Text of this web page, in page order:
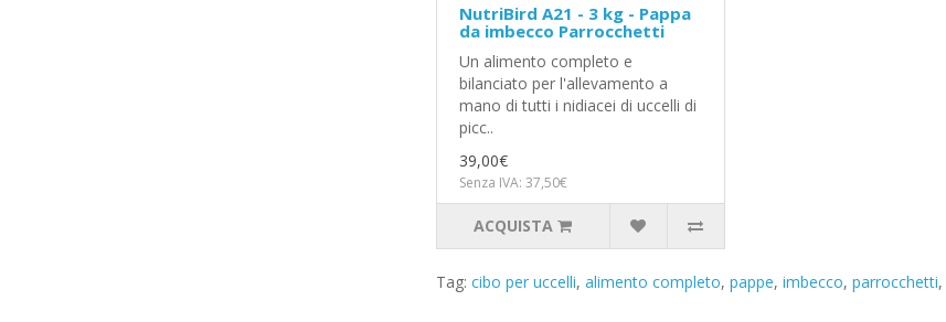
NutriBird A21 - 3 kg - Pappa
da imbecco Parrocchetti
Un alimento completo e
bilanciato per l'allevamento a
mano di tutti i nidiacei di uccelli di
picc..
39,00€
Senza IVA: 37,50€
ACQUISTA
Tag: cibo per uccelli, alimento completo, pappe, imbecco, parrocchetti,